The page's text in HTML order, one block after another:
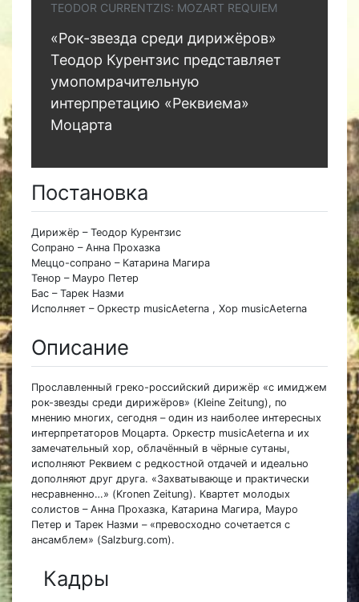
TEODOR CURRENTZIS: MOZART REQUIEM
«Рок-звезда среди дирижёров»
Теодор Курентзис представляет
умопомрачительную
интерпретацию «Реквиема»
Моцарта
Постановка
Дирижёр – Теодор Курентзис
Сопрано – Анна Прохазка
Меццо-сопрано – Катарина Магира
Тенор – Мауро Петер
Бас – Тарек Назми
Исполняет – Оркестр musicAeterna , Хор musicAeterna
Описание
Прославленный греко-российский дирижёр «с имиджем
рок-звезды среди дирижёров» (Kleine Zeitung), по
мнению многих, сегодня – один из наиболее интересных
интерпретаторов Моцарта. Оркестр musicAeterna и их
замечательный хор, облачённый в чёрные сутаны,
исполняют Реквием с редкостной отдачей и идеально
дополняют друг друга. «Захватывающе и практически
несравненно…» (Kronen Zeitung). Квартет молодых
солистов – Анна Прохазка, Катарина Магира, Мауро
Петер и Тарек Назми – «превосходно сочетается с
ансамблем» (Salzburg.com).
Кадры